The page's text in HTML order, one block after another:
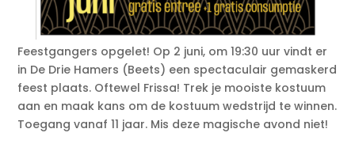
Feestgangers opgelet! Op 2 juni, om 19:30 uur vindt er
in De Drie Hamers (Beets) een spectaculair gemaskerd
feest plaats. Oftewel Frissa! Trek je mooiste kostuum
aan en maak kans om de kostuum wedstrijd te winnen.
Toegang vanaf 11 jaar. Mis deze magische avond niet!